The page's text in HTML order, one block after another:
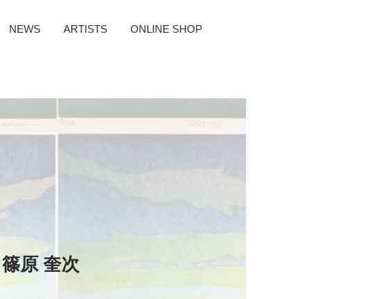
NEWS ARTISTS ONLINE SHOP
篠原 奎次